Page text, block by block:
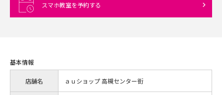
スマホ教室を予約する
基本情報
店舗名 ａｕショップ 高槻センター街